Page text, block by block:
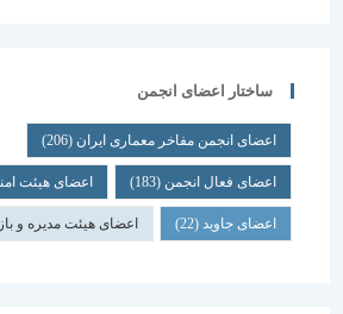
ساختار اعضای انجمن
اعضای انجمن مفاخر معماری ایران (206)
اعضای فعال انجمن(183) اعضای هیئت امنا(42)
اعضای جاوید(22) اعضای هیئت مدیره و بازرسان(7)